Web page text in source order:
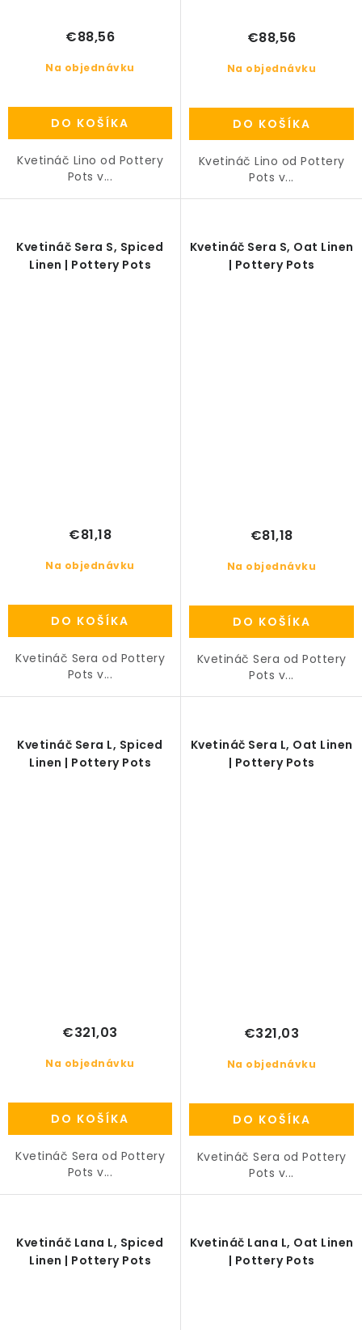
Na objednávku
€88,56
DO KOŠÍKA
Kvetináč Lino od Pottery
Pots v...
Na objednávku
€88,56
DO KOŠÍKA
Kvetináč Lino od Pottery
Pots v...
Kvetináč Sera S, Spiced
Linen | Pottery Pots
Na objednávku
€81,18
DO KOŠÍKA
Kvetináč Sera od Pottery
Pots v...
Kvetináč Sera S, Oat Linen
| Pottery Pots
Na objednávku
€81,18
DO KOŠÍKA
Kvetináč Sera od Pottery
Pots v...
Kvetináč Sera L, Spiced
Linen | Pottery Pots
Na objednávku
€321,03
DO KOŠÍKA
Kvetináč Sera od Pottery
Pots v...
Kvetináč Sera L, Oat Linen
| Pottery Pots
Na objednávku
€321,03
DO KOŠÍKA
Kvetináč Sera od Pottery
Pots v...
Kvetináč Lana L, Spiced
Linen | Pottery Pots
Kvetináč Lana L, Oat Linen
| Pottery Pots